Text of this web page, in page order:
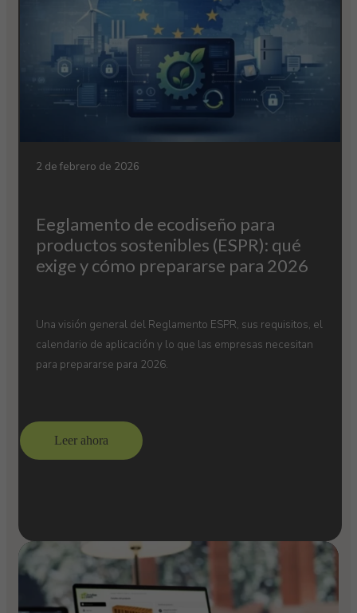
2 de febrero de 2026
Eeglamento de ecodiseño para
productos sostenibles (ESPR): qué
exige y cómo prepararse para 2026
Una visión general del Reglamento ESPR, sus requisitos, el
calendario de aplicación y lo que las empresas necesitan
para prepararse para 2026.
Leer ahora